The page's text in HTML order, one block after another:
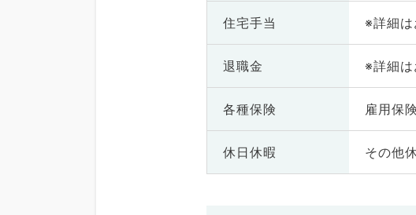
住宅手当 ※詳細
退職金 ※詳細
各種保険 雇用保
休日休暇 その他